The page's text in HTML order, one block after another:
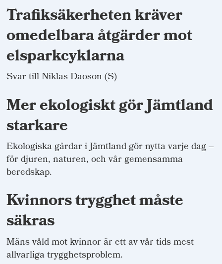
Trafiksäkerheten kräver
omedelbara åtgärder mot
elsparkcyklarna
Svar till Niklas Daoson (S)
Mer ekologiskt gör Jämtland
starkare
Ekologiska gårdar i Jämtland gör nytta varje dag –
för djuren, naturen, och vår gemensamma
beredskap.
Kvinnors trygghet måste
säkras
Mäns våld mot kvinnor är ett av vår tids mest
allvarliga trygghetsproblem.